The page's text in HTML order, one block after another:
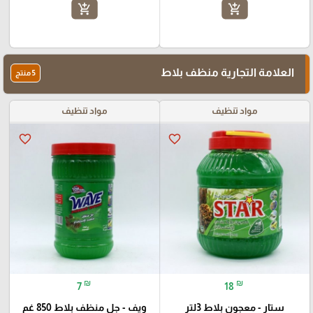
add_shopping_cart
add_shopping_cart
العلامة التجارية منظف ​​بلاط 5 منتج
مواد تنظيف
favorite_border
18 ₪
ستار - معجون بلاط 3لتر
مواد تنظيف
favorite_border
7 ₪
ويف - جل منظف بلاط 850 غم